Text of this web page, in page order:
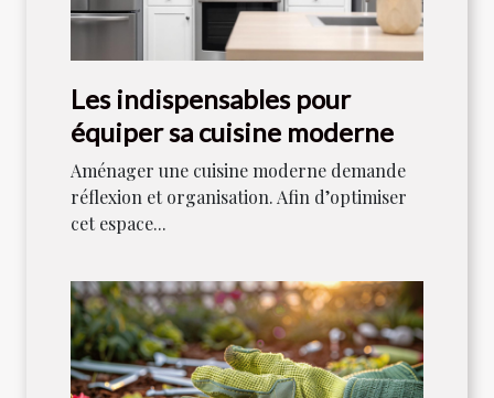
Les indispensables pour
équiper sa cuisine moderne
Aménager une cuisine moderne demande
réflexion et organisation. Afin d’optimiser
cet espace...